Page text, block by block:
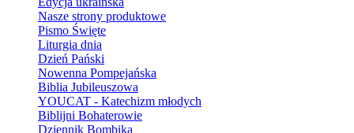
Nasze strony produktowe
Pismo Święte
Liturgia dnia
Dzień Pański
Nowenna Pompejańska
Biblia Jubileuszowa
YOUCAT - Katechizm młodych
Biblijni Bohaterowie
Dziennik Bombika